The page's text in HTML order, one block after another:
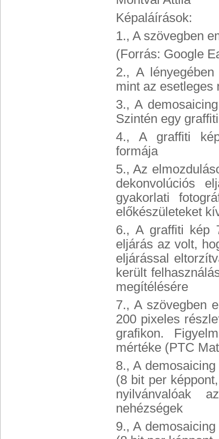
Képaláírások:
1., A szövegben
(Forrás: Google
2., A
mint az esetleges
3., A
Szintén egy
4., A graffiti kép
formája
5., Az
dekonvolúciós
gyakorlati
előkészületeket
6., Agraffiti kép
eljárás az volt,
eljárással
került
megítélésére
7., A szövegben
200 pixeles
grafikon.
mértéke (PTC
8., A
(8 bit per képpont,
nyilvánvalóak
nehézségek
9., A